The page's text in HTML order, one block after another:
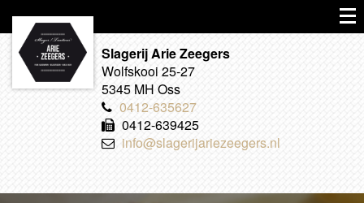
Slagerij Arie Zeegers
Wolfskooi 25-27
5345 MH Oss
0412-635627
0412-639425
info@slagerijariezeegers.nl